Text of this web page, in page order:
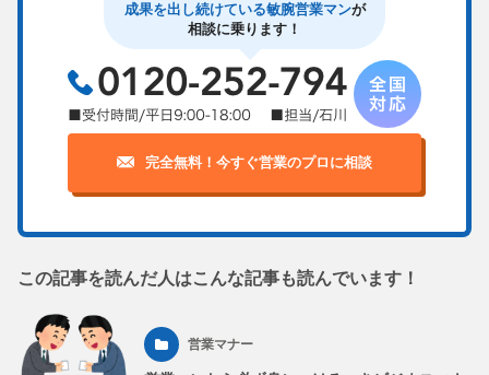
成果を出し続けている敏腕営業マンが
相談に乗ります！
完全無料！今すぐ営業のプロに相談
この記事を読んだ人はこんな記事も読んでいます！
営業マナー